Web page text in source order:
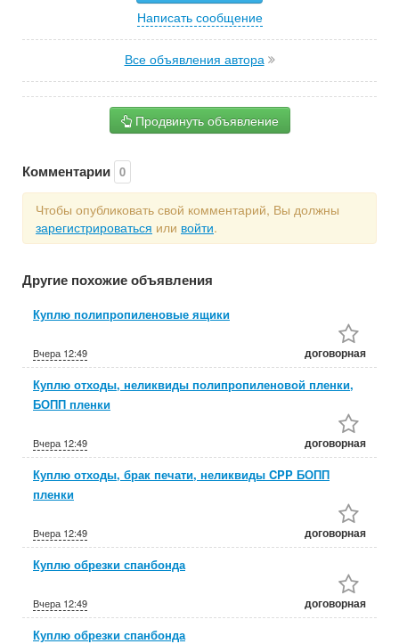
Написать сообщение
Все объявления автора
Продвинуть объявление
Комментарии 0
Чтобы опубликовать свой комментарий, Вы должны
зарегистрироваться или войти.
Другие похожие объявления
Куплю полипропиленовые ящики
Вчера 12:49 договорная
Куплю отходы, неликвиды полипропиленовой пленки,
БОПП пленки
Вчера 12:49 договорная
Куплю отходы, брак печати, неликвиды CPP БОПП
пленки
Вчера 12:49 договорная
Куплю обрезки спанбонда
Вчера 12:49 договорная
Куплю обрезки спанбонда